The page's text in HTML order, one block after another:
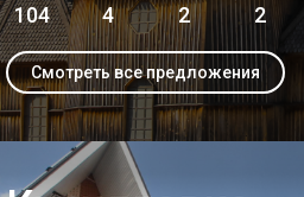
104 4 2 2
Смотреть все предложения